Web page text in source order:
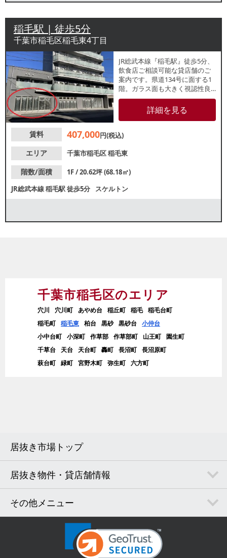
稲毛駅 | 徒歩5分
千葉市稲毛区稲毛東4丁目
JR総武本線『稲毛駅』徒歩5分、
飲食店ご相談可能な貸店舗のご
案内です。県道134号に面する1
階。ガラス面も大きく視認性良
好です。駅からの帰宅動線上に
位置しているため、駅利用者か
らの高い認知が期待できます。
せください。
詳細を見る
賃料 407,000円(税込)
エリア
千葉市稲毛区稲毛東
階数/面積
1F / 20.62坪 (68.18㎡)
JR総武本線稲毛駅徒歩5分 スケルトン
千葉市稲毛区のエリア
穴川 穴川町 あやめ台 稲丘町 稲毛 稲毛台町
稲毛町 稲毛東 柏台 黒砂 黒砂台 小仲台
小中台町 小深町 作草部 作草部町 山王町 園生町
千草台
天台 天台町 轟町 長沼町 長沼原町
萩台町 緑町 宮野木町 弥生町 六方町
居抜き市場トップ
居抜き物件・貸店舗情報
その他メニュー